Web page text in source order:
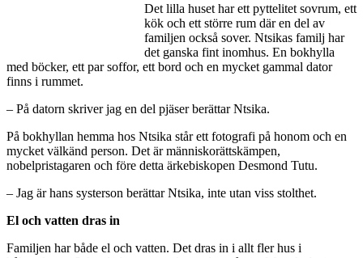
Det lilla huset har ett pyttelitet sovrum, ett
kök och ett större rum där en del av
familjen också sover. Ntsikas familj har
det ganska fint inomhus. En bokhylla
med böcker, ett par soffor, ett bord och en mycket gammal dator
finns i rummet.
– På datorn skriver jag en del pjäser berättar Ntsika.
På bokhyllan hemma hos Ntsika står ett fotografi på honom och en
mycket välkänd person. Det är människorättskämpen,
nobelpristagaren och före detta ärkebiskopen Desmond Tutu.
– Jag är hans systerson berättar Ntsika, inte utan viss stolthet.
El och vatten dras in
Familjen har både el och vatten. Det dras in i allt fler hus i